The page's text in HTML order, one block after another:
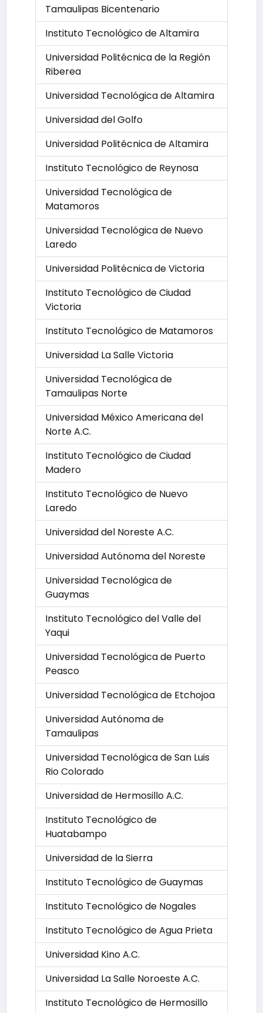
Tamaulipas Bicentenario
Instituto Tecnológico de Altamira
Universidad Politécnica de la Región
Riberea
Universidad Tecnológica de Altamira
Universidad del Golfo
Universidad Politécnica de Altamira
Instituto Tecnológico de Reynosa
Universidad Tecnológica de
Matamoros
Universidad Tecnológica de Nuevo
Laredo
Universidad Politécnica de Victoria
Instituto Tecnológico de Ciudad
Victoria
Instituto Tecnológico de Matamoros
Universidad La Salle Victoria
Universidad Tecnológica de
Tamaulipas Norte
Universidad México Americana del
Norte A.C.
Instituto Tecnológico de Ciudad
Madero
Instituto Tecnológico de Nuevo
Laredo
Universidad del Noreste A.C.
Universidad Autónoma del Noreste
Universidad Tecnológica de
Guaymas
Instituto Tecnológico del Valle del
Yaqui
Universidad Tecnológica de Puerto
Peasco
Universidad Tecnológica de Etchojoa
Universidad Autónoma de
Tamaulipas
Universidad Tecnológica de San Luis
Rio Colorado
Universidad de Hermosillo A.C.
Instituto Tecnológico de
Huatabampo
Universidad de la Sierra
Instituto Tecnológico de Guaymas
Instituto Tecnológico de Nogales
Instituto Tecnológico de Agua Prieta
Universidad Kino A.C.
Universidad La Salle Noroeste A.C.
Instituto Tecnológico de Hermosillo